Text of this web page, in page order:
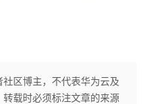
社区博主，不代表华为云及
载时必须标注文章的来源